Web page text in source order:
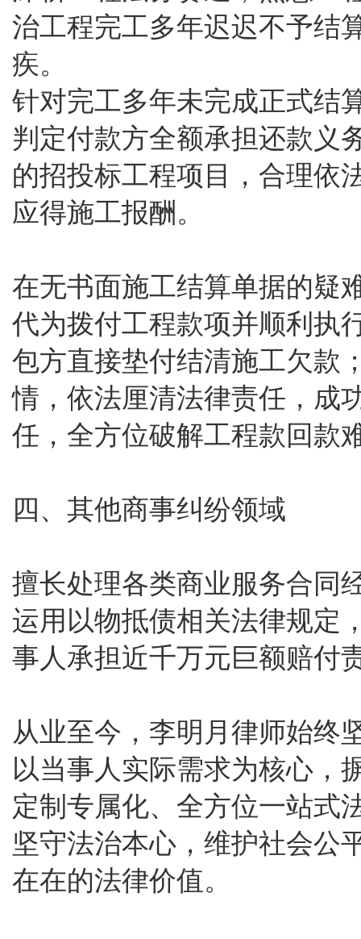
治工程完工多年迟迟不予结
疾。
针对完工多年未完成正式结
判定付款方全额承担还款义
的招投标工程项目，合理依
应得施工报酬。
在无书面施工结算单据的疑
代为拨付工程款项并顺利执
包方直接垫付结清施工欠款
情，依法厘清法律责任，成
任，全方位破解工程款回款
四、其他商事纠纷领域
擅长处理各类商业服务合同
运用以物抵债相关法律规定
事人承担近千万元巨额赔付
从业至今，李明月律师始终
以当事人实际需求为核心，
定制专属化、全方位一站式
坚守法治本心，维护社会公
在在的法律价值。